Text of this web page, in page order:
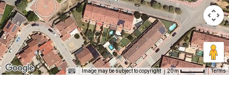
Image may be subject to copyright 20 m Terms